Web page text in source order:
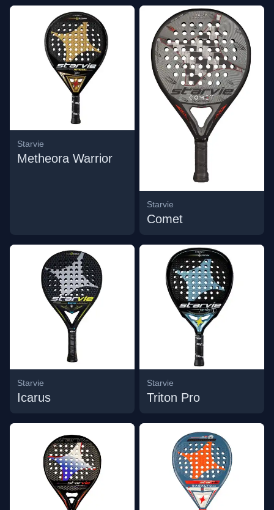
Starvie
Metheora Warrior
Starvie
Comet
Starvie
Icarus
Starvie
Triton Pro